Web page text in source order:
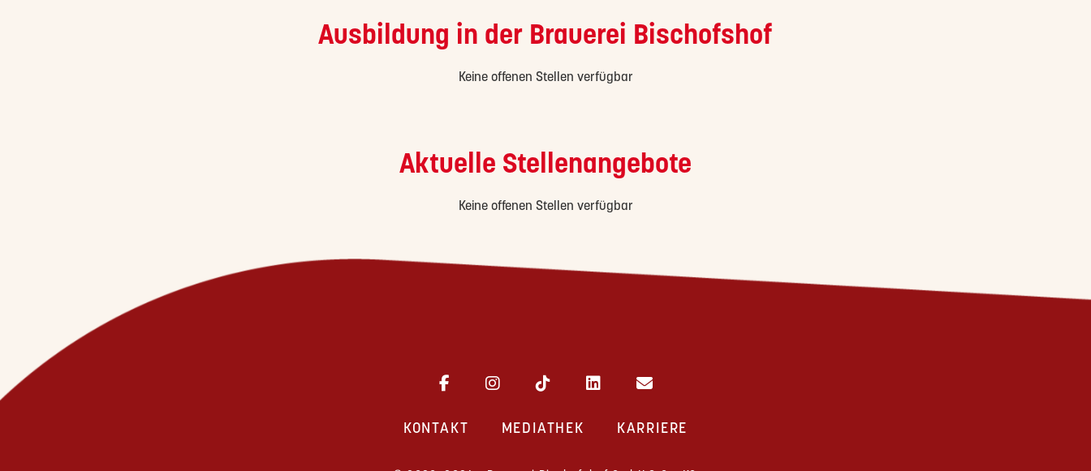
Ausbildung in der Brauerei Bischofshof
Keine offenen Stellen verfügbar
Aktuelle Stellenangebote
Keine offenen Stellen verfügbar
KONTAKT MEDIATHEK KARRIERE